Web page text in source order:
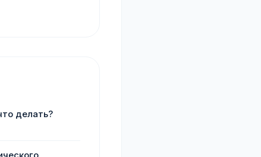
делать?